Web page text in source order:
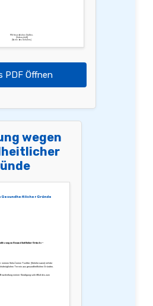
Mit freundlichen Grüßen,
[Unterschrift]
[Name des Schülers]
PDF Öffnen
wegen
Gesundheitlicher Gründe
wegen Gesundheitlicher Gründe –
meinen Sohn/meine Tochter [Schülername] mit der
Termin aus gesundheitlichen Gründen.
meiner Kündigung schriftlich bis zum